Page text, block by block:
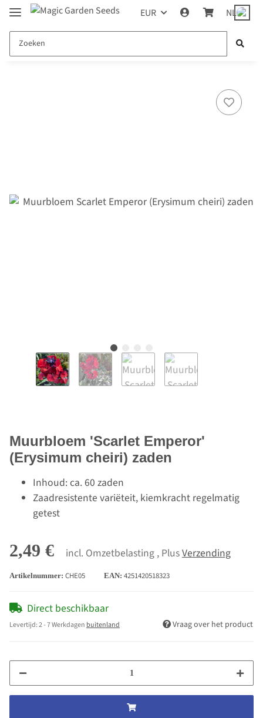
EUR NL
Muurbloem 'Scarlet Emperor'
(Erysimum cheiri) zaden
Inhoud: ca. 60 zaden
Zaadresistente variëteit, kiemkracht regelmatig
getest
2,49 € incl. Omzetbelasting , PlusVerzending
Artikelnummer: CHE05 EAN: 4251420518323
Direct beschikbaar
Levertijd:2 - 7 Werkdagen buitenland Vraag over het product